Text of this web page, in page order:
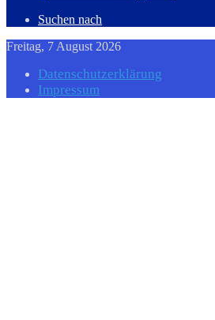
Suchen nach
Freitag, 7 August 2026
Datenschutzerklärung
Impressum